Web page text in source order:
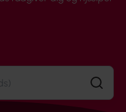
Søg